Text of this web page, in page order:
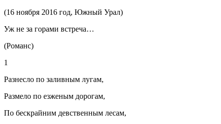
(16 ноября 2016 год, Южный Урал)
Уж не за горами встреча…
(Романс)
1
Разнесло по заливным лугам,
Размело по езженым дорогам,
По бескрайним девственным лесам,